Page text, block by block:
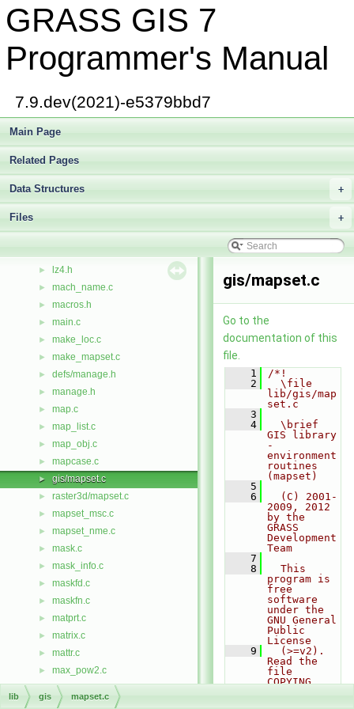
GRASS GIS 7
Programmer's Manual
7.9.dev(2021)-e5379bbd7
Main Page
Related Pages
+
Data Structures
+
Files
► listdb.c
► ll_format.c
► loc_info.c
local.c
locale.c
location.c
► lock.c
► login.c
► long.c
► lrand48.c
► ls.c
► lu.c
► lz4.h
► mach_name.c
► macros.h
► main.c
► make_loc.c
► make_mapset.c
► defs/manage.h
► manage.h
► map.c
► map_list.c
► map_obj.c
► mapcase.c
► gis/mapset.c
► raster3d/mapset.c
► mapset_msc.c
► mapset_nme.c
► mask.c
► mask_info.c
► maskfd.c
► maskfn.c
► matprt.c
► matrix.c
► mattr.c
► max_pow2.c
mc33_table.h
► mcopy.c
gis/mapset.c
Go to the
documentation of this
file.
    1
/*!
    2
  \file
lib/gis/map
set.c
    3
    4
  \brief
GIS library
-
environment
routines
(mapset)
    5
    6
  (C) 2001-
2009, 2012
by the
GRASS
Development
Team
    7
    8
  This
program is
free
software
under the
GNU General
Public
License
    9
  (>=v2).
Read the
file
COPYING
lib gis mapset.c